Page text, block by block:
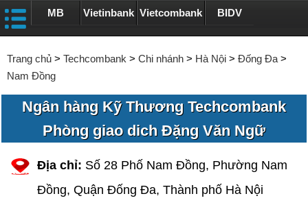
MB Vietinbank Vietcombank BIDV
Trang chủ > Techcombank > Chi nhánh > Hà Nội > Đống Đa >
Nam Đồng
Ngân hàng Kỹ Thương Techcombank
Phòng giao dich Đặng Văn Ngữ
Địa chỉ: Số 28 Phố Nam Đồng, Phường Nam
Đồng, Quận Đống Đa, Thành phố Hà Nội